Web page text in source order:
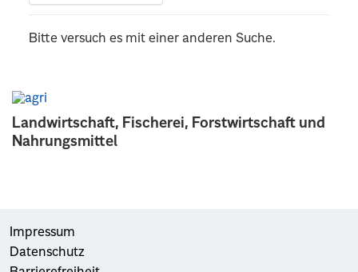
Landwirtschaft, Fischerei, Forstwirtschaft und
Nahrungsmittel
Bitte versuch es mit einer anderen Suche.
Impressum
Datenschutz